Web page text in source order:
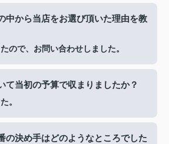
中から当店をお選び頂いた理由を教
ので、お問い合わせしました。
て当初の予算で収まりましたか？
。
の決め手はどのようなところでした